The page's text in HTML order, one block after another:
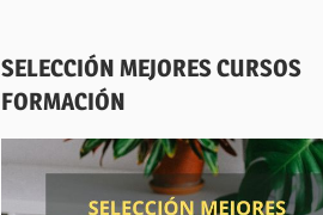
SELECCIÓN MEJORES CURSOS
FORMACIÓN